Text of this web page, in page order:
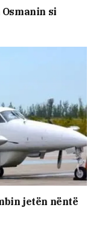
si
jetën nëntë